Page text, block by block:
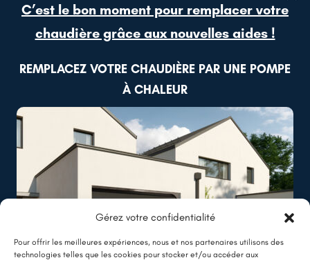
Gérez votre confidentialité
Pour offrir les meilleures expériences, nous et nos partenaires utilisons des
technologies telles que les cookies pour stocker et/ou accéder aux
C’est le bon moment pour remplacer votre
chaudière grâce aux nouvelles aides !
REMPLACEZ VOTRE CHAUDIÈRE PAR UNE POMPE
À CHALEUR